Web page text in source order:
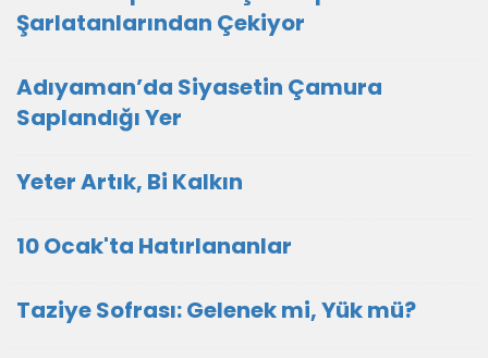
Şarlatanlarından Çekiyor
Adıyaman’da Siyasetin Çamura
Saplandığı Yer
Yeter Artık, Bi Kalkın
10 Ocak'ta Hatırlananlar
Taziye Sofrası: Gelenek mi, Yük mü?